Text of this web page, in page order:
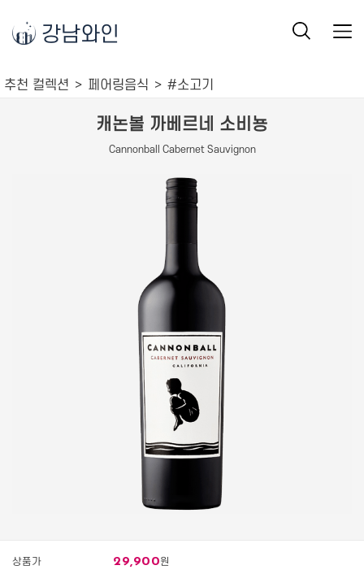
강남와인
추천 컬렉션 페어링음식 #소고기
캐논볼 까베르네 소비뇽
Cannonball Cabernet Sauvignon
상품가 29,900원